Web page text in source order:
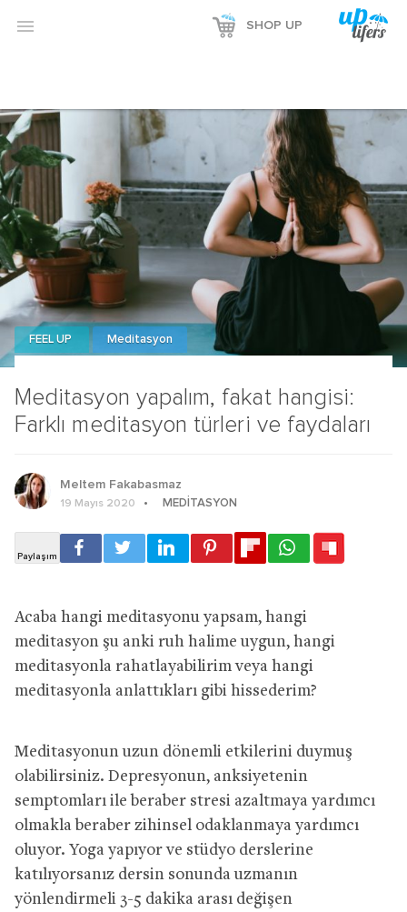
 SHOP UP
Meditasyon yapalım, fakat hangisi:
Farklı meditasyon türleri ve faydaları
FEEL UP Meditasyon
Meltem Fakabasmaz
19 Mayıs 2020 MEDITASYON
Acaba hangi meditasyonu yapsam, hangi
meditasyon şu anki ruh halime uygun, hangi
meditasyonla rahatlayabilirim veya hangi
meditasyonla anlattıkları gibi hissederim?
Meditasyonun uzun dönemli etkilerini duymuş
olabilirsiniz. Depresyonun, anksiyetenin
semptomları ile beraber stresi azaltmaya yardımcı
olmakla beraber zihinsel odaklanmaya yardımcı
oluyor. Yoga yapıyor ve stüdyo derslerine
katılıyorsanız dersin sonunda uzmanın
yönlendirmeli 3-5 dakika arası değişen